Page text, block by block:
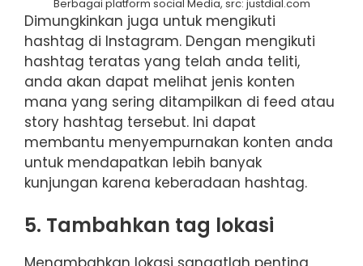
Berbagai platform social Media, src: justdial.com
Dimungkinkan juga untuk mengikuti
hashtag di Instagram. Dengan mengikuti
hashtag teratas yang telah anda teliti,
anda akan dapat melihat jenis konten
mana yang sering ditampilkan di feed atau
story hashtag tersebut. Ini dapat
membantu menyempurnakan konten anda
untuk mendapatkan lebih banyak
kunjungan karena keberadaan hashtag.
5. Tambahkan tag lokasi